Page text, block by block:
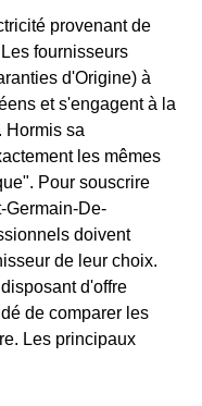
provenant de
fournisseurs
d'Origine) à
et s'engagent à la
Hormis sa
les mêmes
Pour souscrire
Germain-De-
doivent
de leur choix.
d'offre
de comparer les
Les principaux